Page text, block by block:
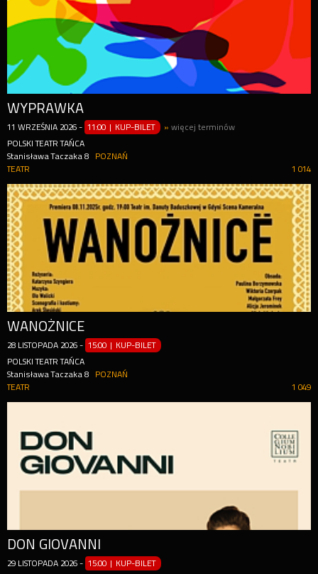
WYPRAWKA
11 WRZEŚNIA 2026 - 11:00 | KUP-BILET »więcej terminów
POLSKI TEATR TAŃCA
Stanisława Taczaka 8
POZNAŃ
1 014
TEATR
WANOŻNICE
28 LISTOPADA 2026 - 15:00 | KUP-BILET
POLSKI TEATR TAŃCA
Stanisława Taczaka 8
POZNAŃ
1 049
TEATR
DON GIOVANNI
29 LISTOPADA 2026 - 15:00 | KUP-BILET